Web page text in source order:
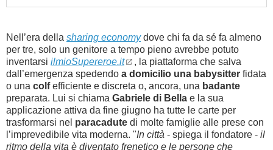
Nell’era della sharing economydove chi fa da sé fa almeno
per tre, solo un genitore a tempo pieno avrebbe potuto
inventarsi ilmioSupereroe.it
, la piattaforma che salva
dall’emergenza spedendo a domicilio una babysitter fidata
o una colfefficiente e discreta o, ancora, una badante
preparata. Lui si chiama Gabriele di Bella e la sua
applicazione attiva da fine giugno ha tutte le carte per
trasformarsi nel paracadute di molte famiglie alle prese con
l’imprevedibile vita moderna. "In città - spiega il fondatore - il
ritmo della vita è diventato frenetico e le persone che